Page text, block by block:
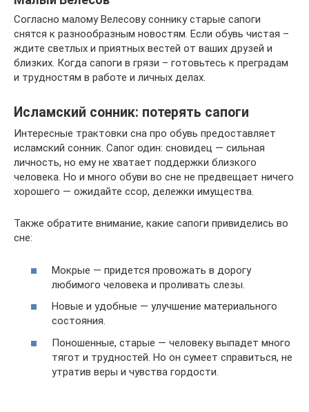
Согласно малому Велесову соннику старые сапоги
снятся к разнообразным новостям. Если обувь чистая –
ждите светлых и приятных вестей от ваших друзей и
близких. Когда сапоги в грязи – готовьтесь к преградам
и трудностям в работе и личных делах.
Исламский сонник: потерять сапоги
Интересные трактовки сна про обувь предоставляет
исламский сонник. Сапог один: сновидец — сильная
личность, но ему не хватает поддержки близкого
человека. Но и много обуви во сне не предвещает ничего
хорошего — ожидайте ссор, дележки имущества.
Также обратите внимание, какие сапоги привиделись во
сне:
Мокрые — придется провожать в дорогу
любимого человека и проливать слезы.
Новые и удобные — улучшение материального
состояния.
Поношенные, старые — человеку выпадет много
тягот и трудностей. Но он сумеет справиться, не
утратив веры и чувства гордости.